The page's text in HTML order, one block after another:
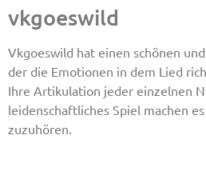
vkgoeswild
Vkgoeswild hat einen schönen
der die Emotionen in dem Lied
Ihre Artikulation jeder einzelnen
leidenschaftliches Spiel machen
zuzuhören.